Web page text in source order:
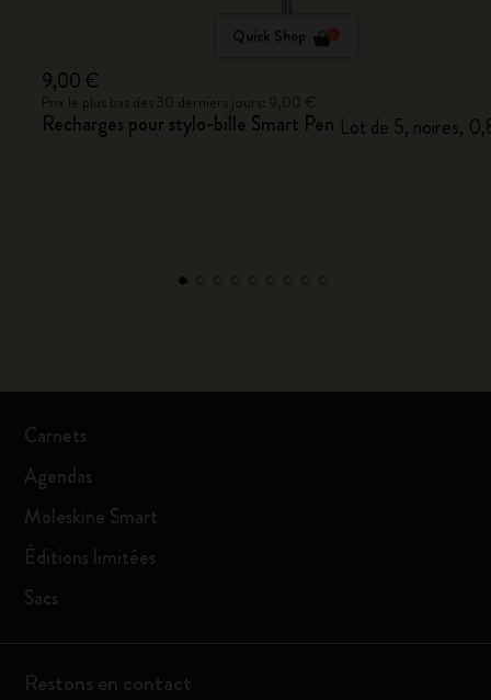
Quick Shop
9,00 €
Recharges pour stylo-bille Smart Pen Lot de 5, noires,
Carnets
Agendas
Moleskine Smart
Éditions limitées
Sacs
Restons en contact